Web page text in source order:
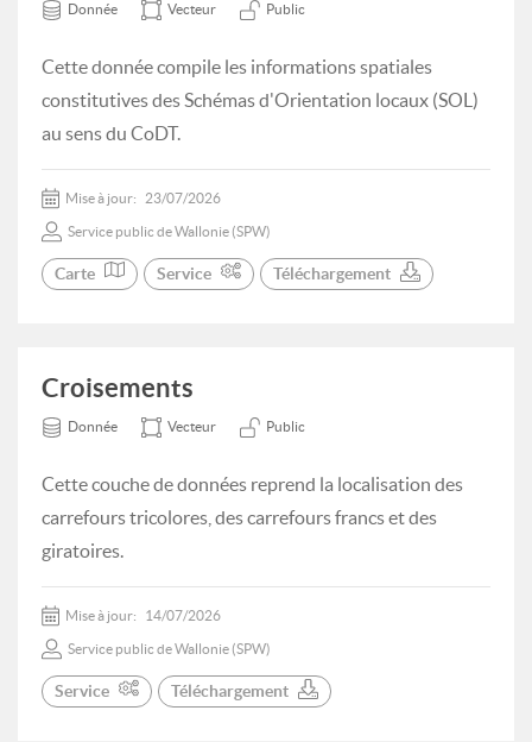
Donnée Vecteur Public
Cette donnée compile les informations spatiales
constitutives des Schémas d'Orientation locaux (SOL)
au sens du CoDT.
Mise à jour: 23/07/2026
Service public de Wallonie (SPW)
Carte Service Téléchargement
Croisements
Donnée Vecteur Public
Cette couche de données reprend la localisation des
carrefours tricolores, des carrefours francs et des
giratoires.
Mise à jour: 14/07/2026
Service public de Wallonie (SPW)
Service Téléchargement